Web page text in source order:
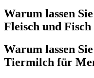
Warum lassen
Fleisch und Fisch
Warum lassen
Tiermilch für